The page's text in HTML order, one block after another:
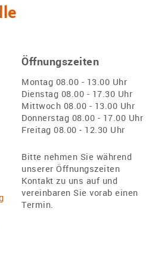
Öffnungszeiten
Montag 08.00 - 13.00 Uhr
Dienstag 08.00 - 17.30 Uhr
Mittwoch 08.00 - 13.00 Uhr
Donnerstag 08.00 - 17.00 Uhr
Freitag 08.00 - 12.30 Uhr
Bitte nehmen Sie während
unserer Öffnungszeiten
Kontakt zu uns auf und
vereinbaren Sie vorab einen
Termin.